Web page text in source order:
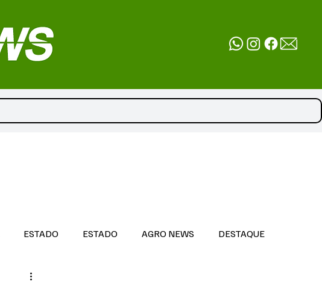
ESTADO ESTADO AGRO NEWS DESTAQUE